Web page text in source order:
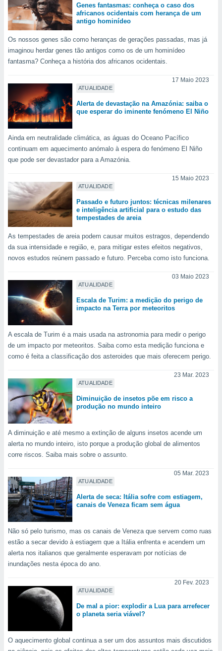
a
site
caso,
para
cookies
ou
Pode
de
através
únicos
e
como a
IP e
possam
seus
com
qual se
tal,
seu
qualquer
em “
na
o
de
para
Genes fantasmas: conheça o caso dos
africanos ocidentais com herança de um
antigo hominídeo
Os nossos genes são como heranças de gerações passadas, mas já
imaginou herdar genes tão antigos como os de um hominídeo
fantasma? Conheça a história dos africanos ocidentais.
ATUALIDADE
17 Maio 2023
Alerta de devastação na Amazónia: saiba o
que esperar do iminente fenómeno El Niño
Ainda em neutralidade climática, as águas do Oceano Pacífico
continuam em aquecimento anómalo à espera do fenómeno El Niño
que pode ser devastador para a Amazónia.
ATUALIDADE
15 Maio 2023
Passado e futuro juntos: técnicas milenares
e inteligência artificial para o estudo das
tempestades de areia
As tempestades de areia podem causar muitos estragos, dependendo
da sua intensidade e região, e, para mitigar estes efeitos negativos,
novos estudos reúnem passado e futuro. Perceba como isto funciona.
ATUALIDADE
03 Maio 2023
Escala de Turim: a medição do perigo de
impacto na Terra por meteoritos
A escala de Turim é a mais usada na astronomia para medir o perigo
de um impacto por meteoritos. Saiba como esta medição funciona e
como é feita a classificação dos asteroides que mais oferecem perigo.
ATUALIDADE
23 Mar. 2023
Diminuição de insetos põe em risco a
produção no mundo inteiro
A diminuição e até mesmo a extinção de alguns insetos acende um
alerta no mundo inteiro, isto porque a produção global de alimentos
corre riscos. Saiba mais sobre o assunto.
ATUALIDADE
05 Mar. 2023
Alerta de seca: Itália sofre com estiagem,
canais de Veneza ficam sem água
Não só pelo turismo, mas os canais de Veneza que servem como ruas
estão a secar devido à estiagem que a Itália enfrenta e acendem um
alerta nos italianos que geralmente esperavam por notícias de
inundações nesta época do ano.
ATUALIDADE
20 Fev. 2023
De mal a pior: explodir a Lua para arrefecer
o planeta seria viável?
O aquecimento global continua a ser um dos assuntos mais discutidos